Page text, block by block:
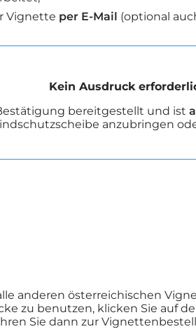
Vignette per E-Mail (optional
Kein Ausdruck
bereitgestellt und ist
anzubringen
anderen österreichischen
zu benutzen, klicken Sie auf
Sie dann zur